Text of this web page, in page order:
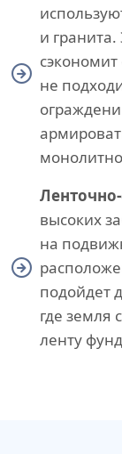
и
не
высоких
на
подойдет
где земля
ленту